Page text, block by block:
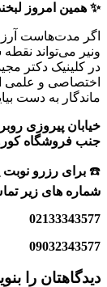
✨ همین امروز
اگر مدت‌هاست آرزو
ونیر می‌تواند
در کلینیک دکتر
اختصاصی و علمی
ماندگار به دست
خیابان پیروزی
جنب فروشگاه کوروش
☎️ برای رزرو نوبت
شماره های زیر
02133343577
09032343577
دیدگاهتان را